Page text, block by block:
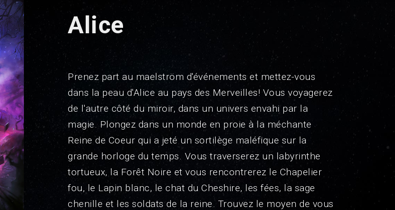
Alice
Prenez part au maelström d'événements et mettez-vous
dans la peau d'Alice au pays des Merveilles! Vous voyagerez
de l'autre côté du miroir, dans un univers envahi par la
magie. Plongez dans un monde en proie à la méchante
Reine de Coeur qui a jeté un sortilège maléfique sur la
grande horloge du temps. Vous traverserez un labyrinthe
tortueux, la Forêt Noire et vous rencontrerez le Chapelier
fou, le Lapin blanc, le chat du Cheshire, les fées, la sage
chenille et les soldats de la reine. Trouvez le moyen de vous